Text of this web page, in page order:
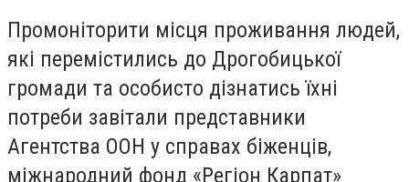
Промоніторити місця проживання людей,
які перемістились до Дрогобицької
громади та особисто дізнатись їхні
потреби завітали представники
Агентства ООН у справах біженців,
міжнародний фонд «Регіон Карпат»